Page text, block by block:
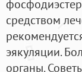
средством
эякуляции.
органы.